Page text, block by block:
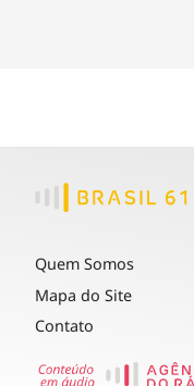
Quem Somos
Mapa do Site
Contato